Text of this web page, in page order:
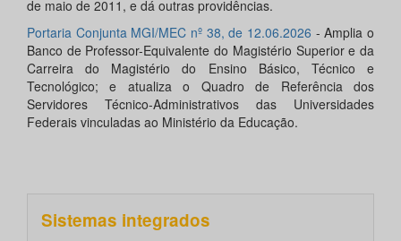
de maio de 2011, e dá outras providências.
Portaria Conjunta MGI/MEC nº 38, de 12.06.2026 - Amplia o
Banco de Professor-Equivalente do Magistério Superior e da
Carreira do Magistério do Ensino Básico, Técnico e
Tecnológico; e atualiza o Quadro de Referência dos
Servidores Técnico-Administrativos das Universidades
Federais vinculadas ao Ministério da Educação.
Sistemas integrados